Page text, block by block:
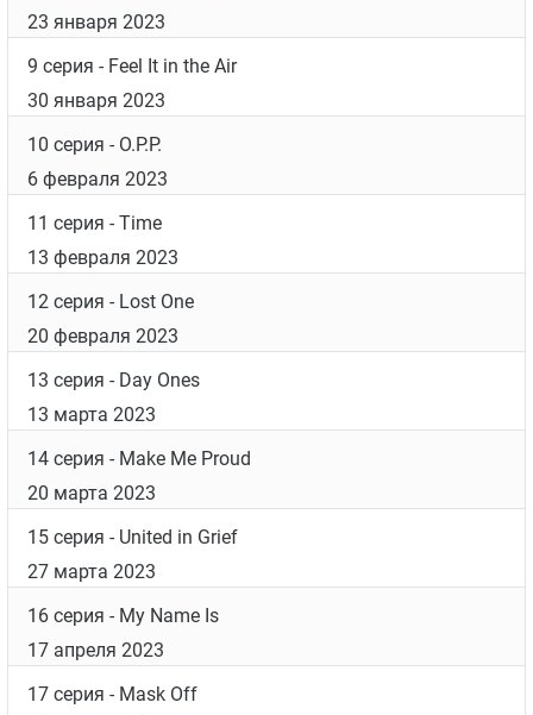
23 января 2023
9 серия - Feel It in the Air
30 января 2023
10 серия - O.P.P.
6 февраля 2023
11 серия - Time
13 февраля 2023
12 серия - Lost One
20 февраля 2023
13 серия - Day Ones
13 марта 2023
14 серия - Make Me Proud
20 марта 2023
15 серия - United in Grief
27 марта 2023
16 серия - My Name Is
17 апреля 2023
17 серия - Mask Off